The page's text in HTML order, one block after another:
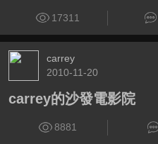
17311
carrey
2010-11-20
carrey的沙發電影院
8881